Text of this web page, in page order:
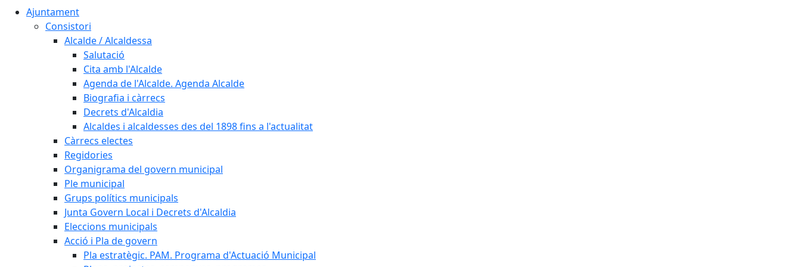
Ajuntament
Consistori
Alcalde / Alcaldessa
Salutació
Cita amb l'Alcalde
Agenda de l'Alcalde. Agenda Alcalde
Biografia i càrrecs
Decrets d'Alcaldia
Alcaldes i alcaldesses des del 1898 fins a l'actualitat
Càrrecs electes
Regidories
Organigrama del govern municipal
Ple municipal
Grups polítics municipals
Junta Govern Local i Decrets d'Alcaldia
Eleccions municipals
Acció i Pla de govern
Pla estratègic. PAM. Programa d'Actuació Municipal